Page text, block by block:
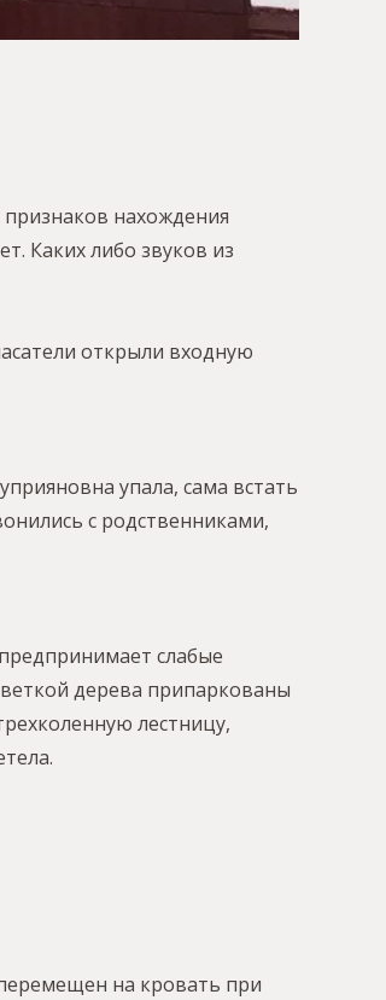
нахождения
Каких либо звуков из
открыли входную
упала, сама встать
с родственниками,
слабые
дерева припаркованы
лестницу,
на кровать при